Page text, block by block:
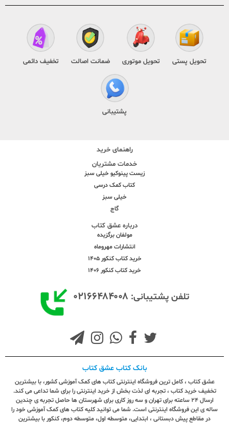
تحویل پستی تحویل موتوری ضمانت اصالت تخفیف دائمی
پشتیبانی
راهنمای خرید
خدمات مشتریان
زیست پینوکیو خیلی سبز
کتاب کمک درسی
خیلی سبز
گاج
درباره عشق کتاب
مولفان برگزیده
انتشارات مهروماه
خرید کتاب کنکور 1405
خرید کتاب کنکور 1406
تلفن پشتیبانی: ۰۲۱۶۶۴۸۴۰۰۸
بانک کتاب عشق کتاب
عشق کتاب ، کامل ترین فروشگاه اینترنتی کتاب های کمک آموزشی کشور، با بیشترین
تخفیف خرید کتاب ، تجربه ای لذت بخش از خرید اینترنتی را برای شما تداعی می کند.
ارسال ٢٤ ساعته برای تهران و سه روز کاری برای شهرستان ها حاصل تجربه ی چندین
ساله ی این فروشگاه اینترنتی است. شما می توانید کلیه کتاب های کمک آموزشی خود را
در مقاطع پیش دبستانی ، ابتدایی، متوسطه اول، متوسطه دوم، کنکور با بیشترین